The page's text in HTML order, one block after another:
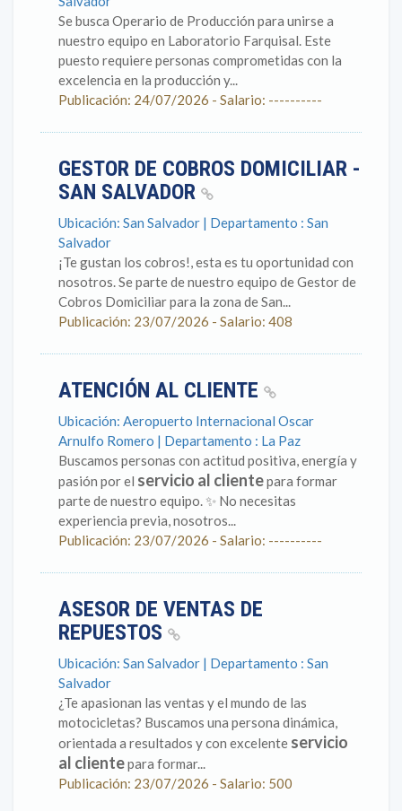
Se busca Operario de Producción para unirse a
nuestro equipo en Laboratorio Farquisal. Este
puesto requiere personas comprometidas con la
excelencia en la producción y...
Publicación: 24/07/2026 - Salario: ----------
GESTOR DE COBROS DOMICILIAR -
SAN SALVADOR
Ubicación: San Salvador | Departamento : San
Salvador
¡Te gustan los cobros!, esta es tu oportunidad con
nosotros. Se parte de nuestro equipo de Gestor de
Cobros Domiciliar para la zona de San...
Publicación: 23/07/2026 - Salario: 408
ATENCIÓN AL CLIENTE
Ubicación: Aeropuerto Internacional Oscar
Arnulfo Romero | Departamento : La Paz
Buscamos personas con actitud positiva, energía y
pasión por el servicio al clientepara formar
parte de nuestro equipo. ✨ No necesitas
experiencia previa, nosotros...
Publicación: 23/07/2026 - Salario: ----------
ASESOR DE VENTAS DE
REPUESTOS
Ubicación: San Salvador | Departamento : San
Salvador
¿Te apasionan las ventas y el mundo de las
motocicletas? Buscamos una persona dinámica,
orientada a resultados y con excelente servicio
al clientepara formar...
Publicación: 23/07/2026 - Salario: 500